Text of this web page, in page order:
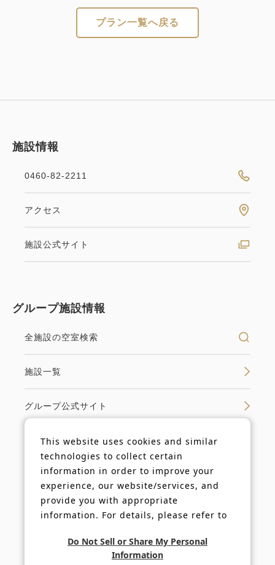
プラン一覧へ戻る
施設情報
0460-82-2211
アクセス
施設公式サイト
グループ施設情報
全施設の空室検索
施設一覧
グループ公式サイト
キャンペーンログイン
プライバシーポリシー
This website uses cookies and similar
technologies to collect certain
information in order to improve your
experience, our website/services, and
provide you with appropriate
information. For details, please refer to
Do Not Sell or Share My Personal
Information